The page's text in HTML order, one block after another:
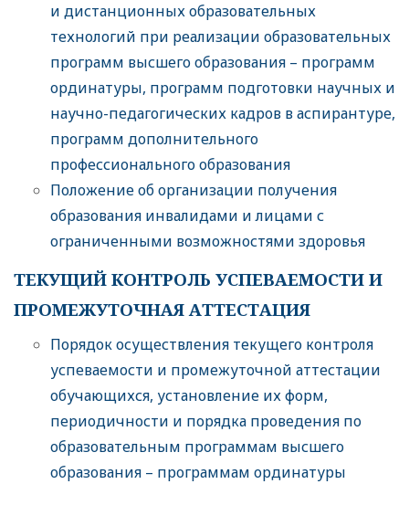
и дистанционных образовательных
технологий при реализации образовательных
программ высшего образования – программ
ординатуры, программ подготовки научных и
научно-педагогических кадров в аспирантуре,
программ дополнительного
профессионального образования
Положение об организации получения
образования инвалидами и лицами с
ограниченными возможностями здоровья
ТЕКУЩИЙ КОНТРОЛЬ УСПЕВАЕМОСТИ И
ПРОМЕЖУТОЧНАЯ АТТЕСТАЦИЯ
Порядок осуществления текущего контроля
успеваемости и промежуточной аттестации
обучающихся, установление их форм,
периодичности и порядка проведения по
образовательным программам высшего
образования – программам ординатуры